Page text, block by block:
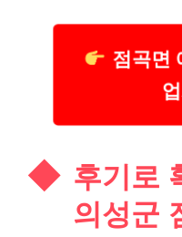
점곡면
후기로
의성군